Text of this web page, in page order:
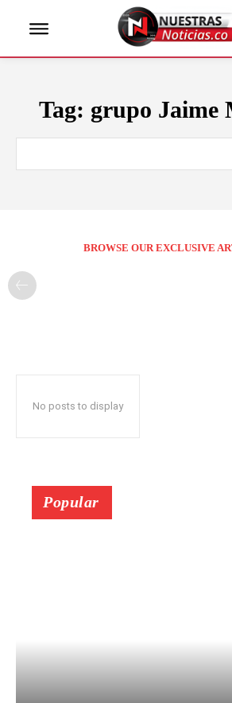
Tag: grupo Jaime
BROWSE OUR EXCLUSIVE
No posts to display
Popular